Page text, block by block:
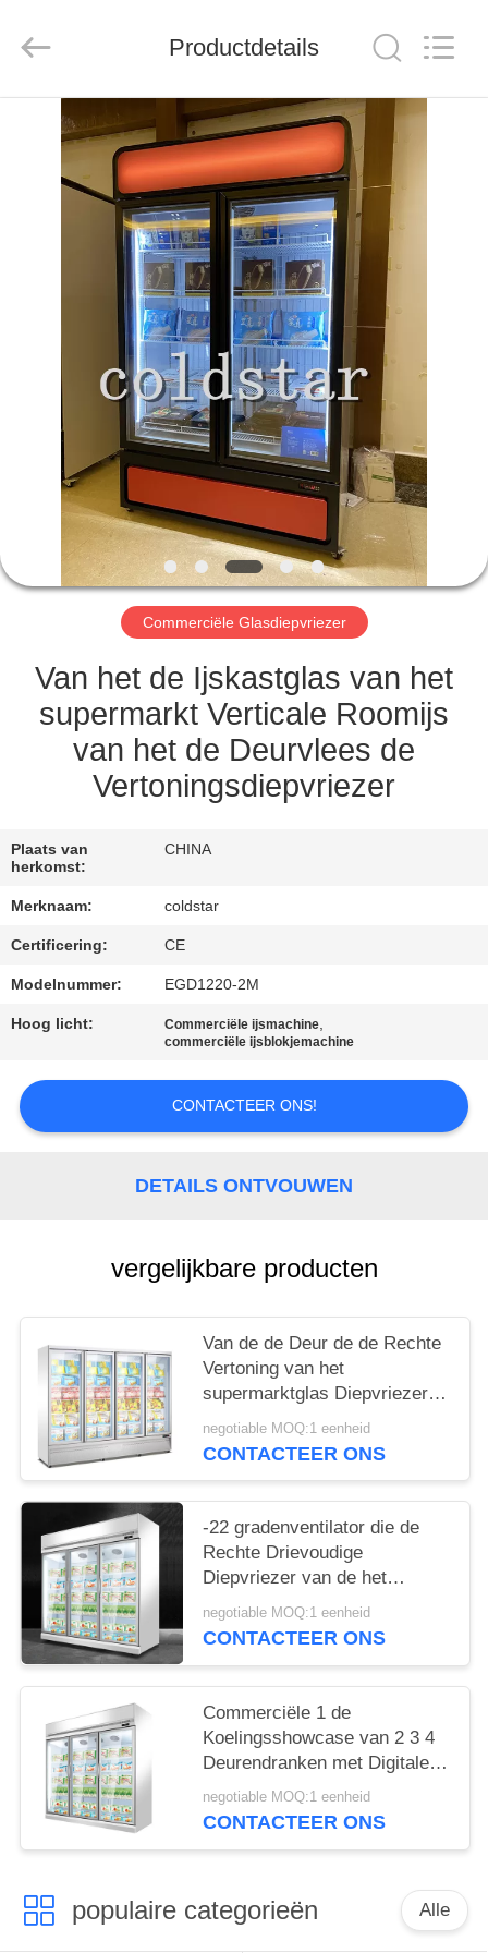
HUIS
PRODUCTEN
ONGEVEER
FABRIEKSREIS
KWALITEITSCONTROLE
CONTACTEER
NIEUWS
VERZOEK
OM
CITAAT
SITEMAP
PRIVACY
POLICY
Co.,
Reserved.
Productdetails
Commerciële Glasdiepvriezer
Van het de Ijskastglas van het
supermarkt Verticale Roomijs
van het de Deurvlees de
Vertoningsdiepvriezer
Plaats van
herkomst:
CHINA
Merknaam: coldstar
Certificering: CE
Modelnummer: EGD1220-2M
Hoog licht: Commerciële ijsmachine,
commerciële ijsblokjemachine
CONTACTEER ONS!
DETAILS ONTVOUWEN
vergelijkbare producten
Van de de Deur de de Rechte
Vertoning van het
supermarktglas Diepvriezer
en Ijskast met Ce
negotiable MOQ:1 eenheid
CONTACTEER ONS
-22 gradenventilator die de
Rechte Drievoudige
Diepvriezer van de het
Roomijsvertoning van de
Glasdeur koelen
negotiable MOQ:1 eenheid
CONTACTEER ONS
Commerciële 1 de
Koelingsshowcase van 2 3 4
Deurendranken met Digitale
Thermostaat
negotiable MOQ:1 eenheid
CONTACTEER ONS
populaire categorieën Alle